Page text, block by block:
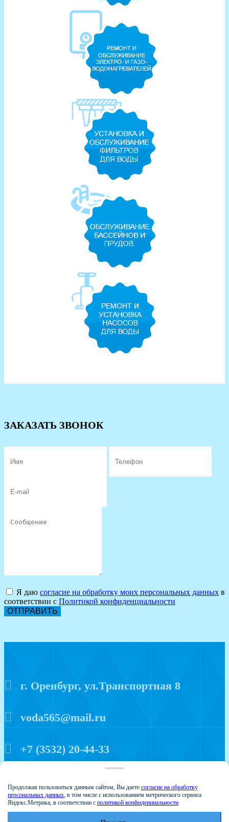
ЗАКАЗАТЬ ЗВОНОК
Я даю согласие на обработку моих персональных данных в
соответствии с Политикой конфиденциальности
ОТПРАВИТЬ
г. Оренбург, ул.Транспортная 8
voda565@mail.ru
+7 (3532) 20-44-33
Продолжая пользоваться данным сайтом, Вы даете согласие на обработку
персональных данных, в том числе с использованием метрического сервиса
Яндекс.Метрика, в соответствии с политикой конфиденциальности